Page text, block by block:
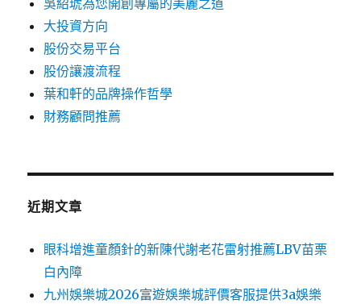
吳紹琥為您開創專屬的美麗之道
大投資方向
股份交易平台
股份讓渡流程
葉和軒的品牌操作哲學
財務顧問推薦
近期文章
眼科增進童顏針的新陳代謝老花雷射推薦LBV苗栗
白內障
九州娛樂城2026富遊娛樂城評價客服提供3a娛樂